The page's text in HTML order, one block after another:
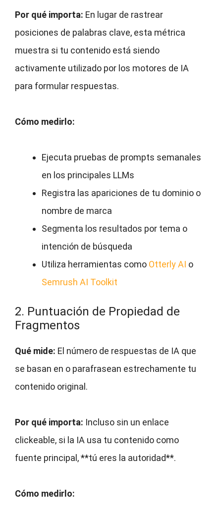
Por qué importa: En lugar de rastrear
posiciones de palabras clave, esta métrica
muestra si tu contenido está siendo
activamente utilizado por los motores de IA
para formular respuestas.
Cómo medirlo:
Ejecuta pruebas de prompts semanales
en los principales LLMs
Registra las apariciones de tu dominio o
nombre de marca
Segmenta los resultados por tema o
intención de búsqueda
Utiliza herramientas como Otterly AI o
Semrush AI Toolkit
2. Puntuación de Propiedad de
Fragmentos
Qué mide: El número de respuestas de IA que
se basan en o parafrasean estrechamente tu
contenido original.
Por qué importa: Incluso sin un enlace
clickeable, si la IA usa tu contenido como
fuente principal, **tú eres la autoridad**.
Cómo medirlo: